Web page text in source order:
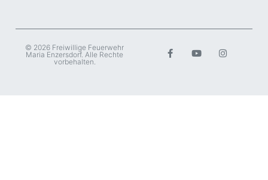
© 2026 Freiwillige Feuerwehr
Maria Enzersdorf. Alle Rechte
vorbehalten.